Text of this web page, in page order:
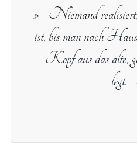
Niemand
ist, bis man nach
Kopf aus das alte,
legt.